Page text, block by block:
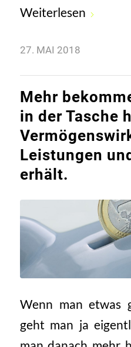
Weiterlesen
27. MAI 2018
Mehr
in der Tasche
Leistungen
erhält.
Wenn man etwas
geht man ja